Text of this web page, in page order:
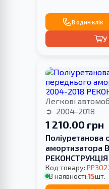
В один клік
У
Легкові
2004-2018
1 210.00 грн
Поліуретанова
амортизатора
Код товару:
В наявності:15шт.